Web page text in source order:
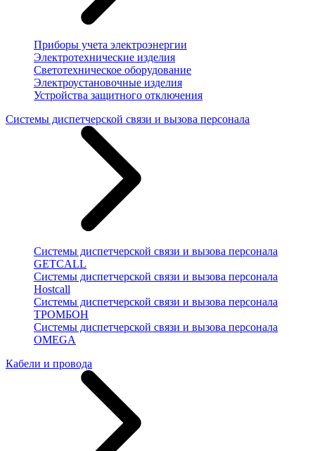
Приборы учета электроэнергии
Электротехнические изделия
Светотехническое оборудование
Электроустановочные изделия
Устройства защитного отключения
Системы диспетчерской связи и вызова персонала
Системы диспетчерской связи и вызова персонала
GETCALL
Системы диспетчерской связи и вызова персонала
Hostcall
Системы диспетчерской связи и вызова персонала
ТРОМБОН
Системы диспетчерской связи и вызова персонала
OMEGA
Кабели и провода